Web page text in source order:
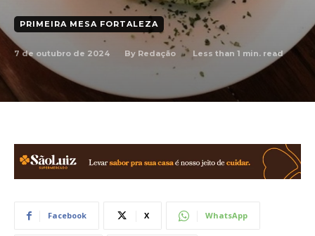
PRIMEIRA MESA FORTALEZA
7 de outubro de 2024 By Redação Less than 1 min. read
Facebook X WhatsApp